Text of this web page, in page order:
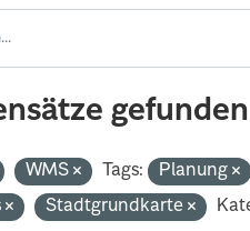
gefunden
WMS Tags: Planung
Stadtgrundkarte